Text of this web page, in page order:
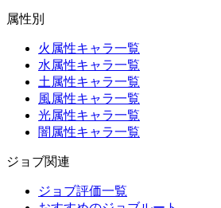
属性別
火属性キャラ一覧
水属性キャラ一覧
土属性キャラ一覧
風属性キャラ一覧
光属性キャラ一覧
闇属性キャラ一覧
ジョブ関連
ジョブ評価一覧